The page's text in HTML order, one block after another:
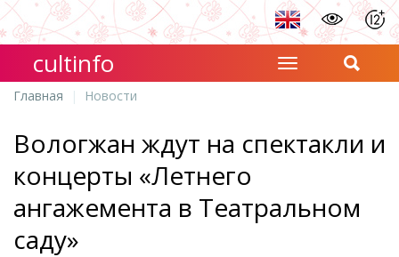
cultinfo
Главная Новости
Вологжан ждут на спектакли и
концерты «Летнего
ангажемента в Театральном
саду»